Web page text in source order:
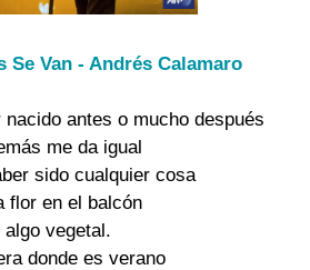
Se Van - Andrés Calamaro
nacido antes o mucho después
me da igual
sido cualquier cosa
flor en el balcón
algo vegetal.
donde es verano